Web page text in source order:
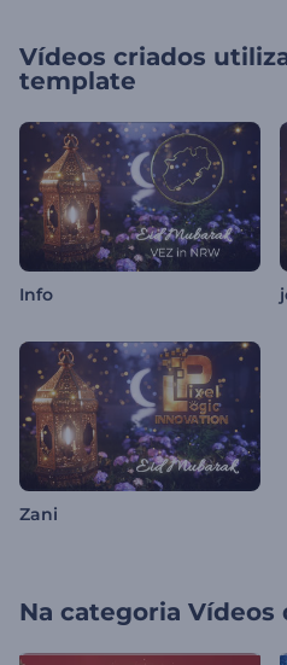
Vídeos criados
template
Info
Zani
Na categoria Vídeos